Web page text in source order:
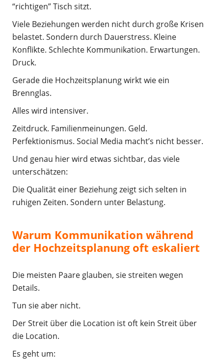
“richtigen” Tisch sitzt.
Viele Beziehungen werden nicht durch große Krisen
belastet. Sondern durch Dauerstress. Kleine
Konflikte. Schlechte Kommunikation. Erwartungen.
Druck.
Gerade die Hochzeitsplanung wirkt wie ein
Brennglas.
Alles wird intensiver.
Zeitdruck. Familienmeinungen. Geld.
Perfektionismus. Social Media macht’s nicht besser.
Und genau hier wird etwas sichtbar, das viele
unterschätzen:
Die Qualität einer Beziehung zeigt sich selten in
ruhigen Zeiten. Sondern unter Belastung.
Warum Kommunikation während
der Hochzeitsplanung oft eskaliert
Die meisten Paare glauben, sie streiten wegen
Details.
Tun sie aber nicht.
Der Streit über die Location ist oft kein Streit über
die Location.
Es geht um: